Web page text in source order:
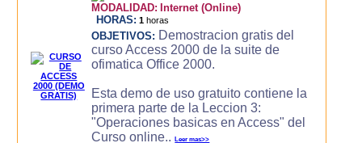
MODALIDAD: Internet (Online)
HORAS: 1 horas
OBJETIVOS: Demostracion gratis del
curso Access 2000 de la suite de
ofimatica Office 2000.
Esta demo de uso gratuito contiene la
primera parte de la Leccion 3:
"Operaciones basicas en Access" del
Curso online..Leer mas>>